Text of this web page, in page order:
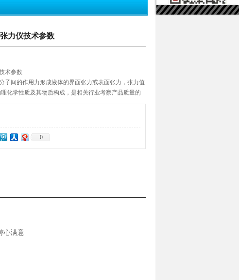
力仪技术参数
术参数
子间的作用力形成液体的界面张力或表面张力，张力值
化学性质及其物质构成，是相关行业考察产品质量的
动界面张力仪适用GB/T6541标准，基于圆环法（白金
面张力（液-气相界面）及液体的界面张力（液-液相界
0
心满意